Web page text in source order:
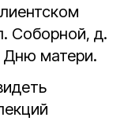
Соборной, д.
Дню матери.